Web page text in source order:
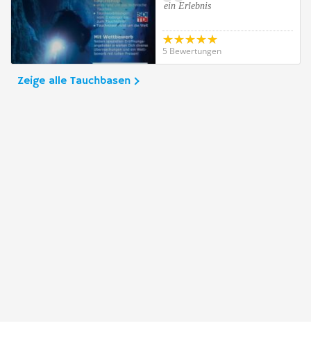
ein Erlebnis
5 Bewertungen
Zeige alle Tauchbasen